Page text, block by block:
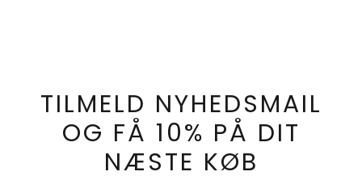
TILMELD NYHEDSMAIL
OG FÅ 10% PÅ DIT
NÆSTE KØB